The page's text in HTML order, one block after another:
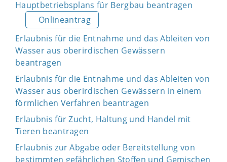
Hauptbetriebsplans für Bergbau beantragen
Onlineantrag
Erlaubnis für die Entnahme und das Ableiten von
Wasser aus oberirdischen Gewässern
beantragen
Erlaubnis für die Entnahme und das Ableiten von
Wasser aus oberirdischen Gewässern in einem
förmlichen Verfahren beantragen
Erlaubnis für Zucht, Haltung und Handel mit
Tieren beantragen
Erlaubnis zur Abgabe oder Bereitstellung von
bestimmten gefährlichen Stoffen und Gemischen